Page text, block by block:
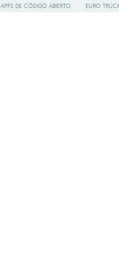
APPS DE CÓDIGO ABIERTO EURO